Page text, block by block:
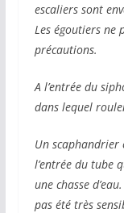
escaliers sont
Les égoutiers ne
précautions.
A l’entrée du
dans lequel
Un scaphandrier
l’entrée du tube
une chasse
pas été très